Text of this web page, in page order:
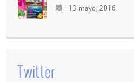
13 mayo, 2016
Twitter